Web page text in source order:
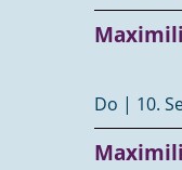
Do | 10.